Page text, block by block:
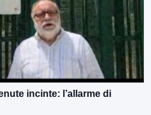
incinte: l’allarme di